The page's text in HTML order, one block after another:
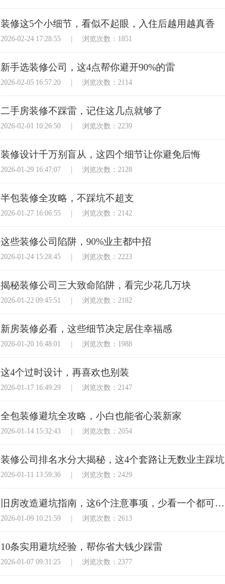
装修这5个小细节，看似不起眼，入住后越用越真香
2026-02-24 17:28:55 | 浏览次数：1851
新手选装修公司，这4点帮你避开90%的雷
2026-02-05 16:57:20 | 浏览次数：2114
二手房装修不踩雷，记住这几点就够了
2026-02-01 10:26:50 | 浏览次数：2239
装修设计千万别盲从，这四个细节让你避免后悔
2026-01-29 16:47:07 | 浏览次数：2128
半包装修全攻略，不踩坑不超支
2026-01-27 16:06:55 | 浏览次数：2142
这些装修公司陷阱，90%业主都中招
2026-01-24 15:28:45 | 浏览次数：2223
揭秘装修公司三大致命陷阱，看完少花几万块
2026-01-22 09:45:51 | 浏览次数：2182
新房装修必看，这些细节决定居住幸福感
2026-01-20 16:48:01 | 浏览次数：1988
这4个过时设计，再喜欢也别装
2026-01-17 16:49:29 | 浏览次数：2147
全包装修避坑全攻略，小白也能省心装新家
2026-01-14 15:32:43 | 浏览次数：2054
装修公司排名水分大揭秘，这4个套路让无数业主踩坑
2026-01-11 13:59:36 | 浏览次数：2429
旧房改造避坑指南，这6个注意事项，少看一个都可能返工
2026-01-09 10:21:59 | 浏览次数：2613
10条实用避坑经验，帮你省大钱少踩雷
2026-01-07 09:31:25 | 浏览次数：2377